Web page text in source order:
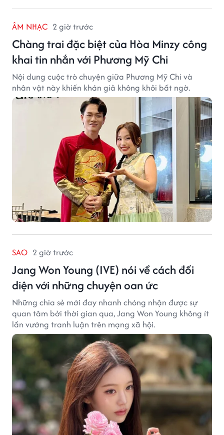
ÂM NHẠC 2 giờ trước
Chàng trai đặc biệt của Hòa Minzy công
khai tin nhắn với Phương Mỹ Chi
Nội dung cuộc trò chuyện giữa Phương Mỹ Chi và
nhân vật này khiến khán giả không khỏi bất ngờ.
SAO 2 giờ trước
Jang Won Young (IVE) nói về cách đối
diện với những chuyện oan ức
Những chia sẻ mới đay nhanh chóng nhận được sự
quan tâm bởi thời gian qua, Jang Won Young không ít
lần vướng tranh luận trên mạng xã hội.